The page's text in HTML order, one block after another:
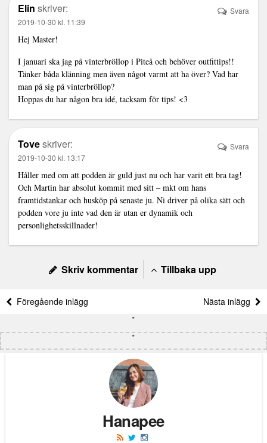
Elin skriver:
2019-10-30 kl. 11:39
Hej Master!
I januari ska jag på vinterbröllop i Piteå och behöver outfittips!!
Tänker båda klänning men även något varmt att ha över? Vad har
man på sig på vinterbröllop?
Hoppas du har någon bra idé, tacksam för tips! <3
Svara
Toveskriver:
2019-10-30 kl. 13:17
Håller med om att podden är guld just nu och har varit ett bra tag!
Och Martin har absolut kommit med sitt – mkt om hans
framtidstankar och husköp på senaste ju. Ni driver på olika sätt och
podden vore ju inte vad den är utan er dynamik och
personlighetsskillnader!
Svara
Skriv kommentar Tillbaka upp
Föregående inlägg Nästa inlägg
Hanapee